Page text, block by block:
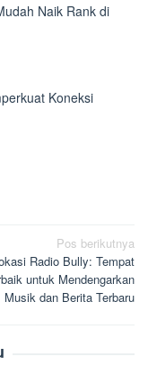
Naik Rank di
Koneksi
Pos berikutnya
Radio Bully: Tempat
untuk Mendengarkan
Musik dan Berita Terbaru